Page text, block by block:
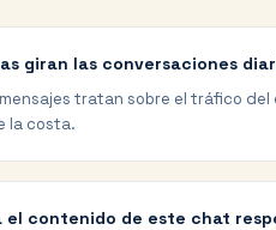
giran las conversaciones
tratan sobre el tráfico
la costa.
el contenido de este chat